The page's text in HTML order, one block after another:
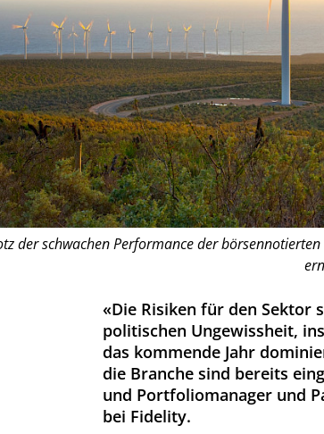
der schwachen Performance der
«Die Risiken für den Sektor
politischen Ungewissheit,
das kommende Jahr
die Branche sind bereits
und Portfoliomanager und
bei Fidelity.